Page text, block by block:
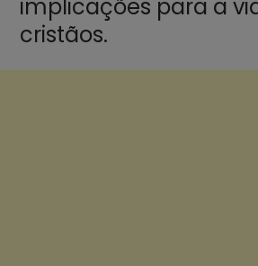
implicações para a
cristãos.